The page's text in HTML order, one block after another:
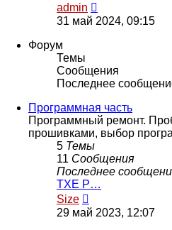
admin
к
31 май 2024, 09:15
Форум
Темы
Сообщения
Последнее
Программная часть
Программный ремонт.
прошивками, выбор
5 Темы
11 Сообщения
Последнее
TXE Р…
Size
к
29 май 2023, 12:07